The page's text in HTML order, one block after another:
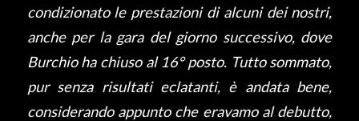
condizionato le prestazioni di alcuni dei nostri,
anche per la gara del giorno successivo, dove
Burchio ha chiuso al 16° posto. Tutto sommato,
pur senza risultati eclatanti, è andata bene,
considerando appunto che eravamo al debutto,